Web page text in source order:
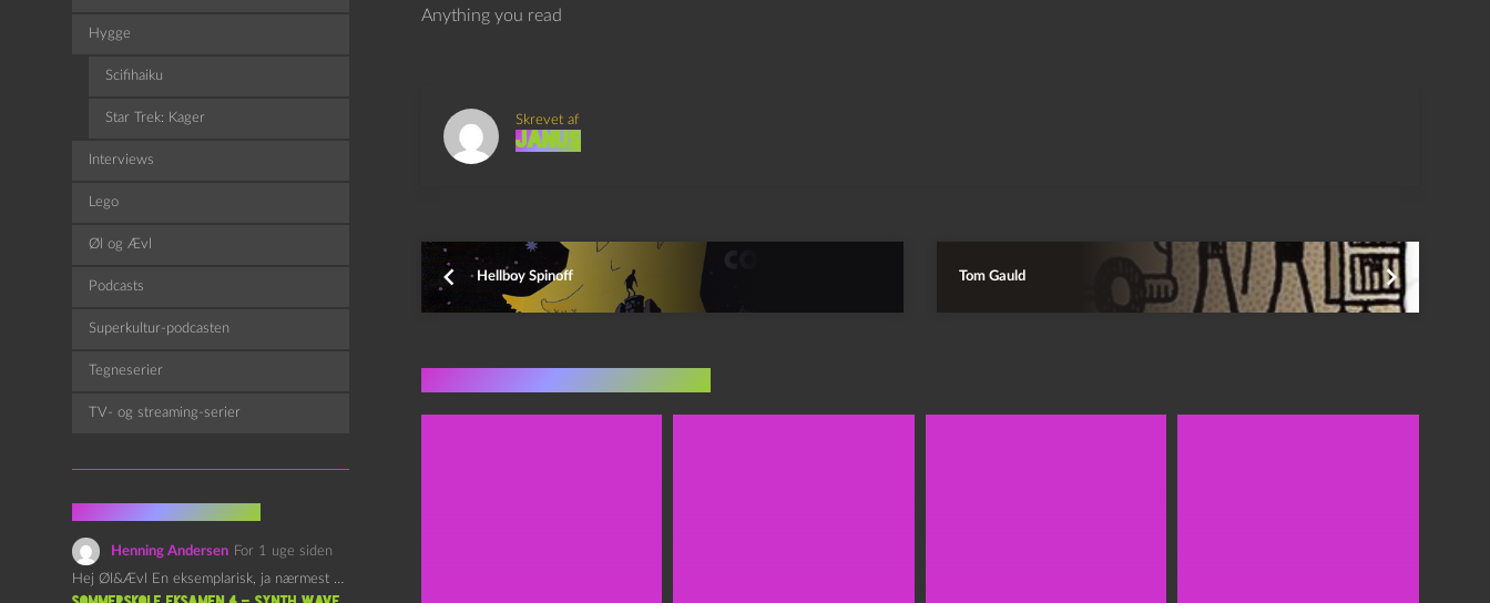
Anything you read
Skrevet af
Janus
Hellboy Spinoff Tom Gauld
Hygge
Scifihaiku
Star Trek: Kager
Interviews
Lego
Øl og Ævl
Podcasts
Superkultur-podcasten
Tegneserier
TV- og streaming-serier
Henning Andersen For 1 uge siden
Hej Øl&Ævl En eksemplarisk, ja nærmest yndefuld, afslutning på SOMMERSKOLEN.…